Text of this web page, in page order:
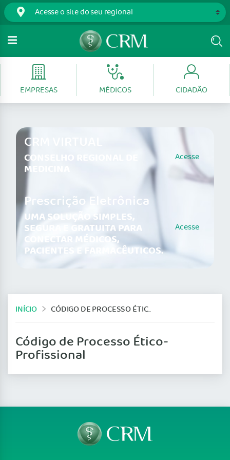
EMPRESAS MÉDICOS CIDADÃO
CRM VIRTUAL
CONSELHO REGIONAL DE
MEDICINA
Acesse
Prescrição Eletrônica
UMA SOLUÇÃO SIMPLES,
SEGURA E GRATUITA PARA
CONECTAR MÉDICOS,
PACIENTES E FARMACÊUTICOS.
Acesse
INÍCIO CÓDIGO DE PROCESSO ÉTICO-PROFISSIONAL
Código de Processo Ético-
Profissional